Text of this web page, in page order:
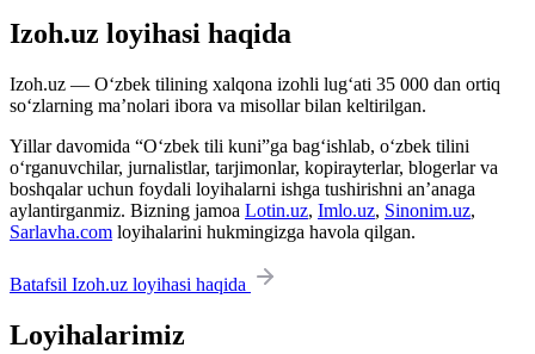
Izoh.uz loyihasi haqida
Izoh.uz — O‘zbek tilining xalqona izohli lug‘ati 35 000 dan ortiq
so‘zlarning ma’nolari ibora va misollar bilan keltirilgan.
Yillar davomida “O‘zbek tili kuni”ga bag‘ishlab, o‘zbek tilini
o‘rganuvchilar, jurnalistlar, tarjimonlar, kopirayterlar, blogerlar va
boshqalar uchun foydali loyihalarni ishga tushirishni an’anaga
aylantirganmiz. Bizning jamoa Lotin.uz, Imlo.uz, Sinonim.uz,
Sarlavha.com loyihalarini hukmingizga havola qilgan.
Batafsil Izoh.uz loyihasi haqida
Loyihalarimiz